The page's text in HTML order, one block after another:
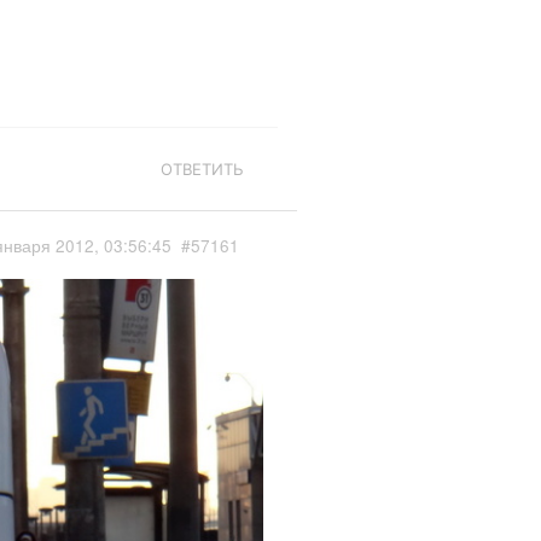
ОТВЕТИТЬ
2012, 03:56:45 #57161